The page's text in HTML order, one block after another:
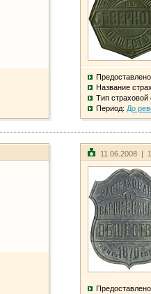
Название
Тип страховой
Период: До
11.06.2008 |